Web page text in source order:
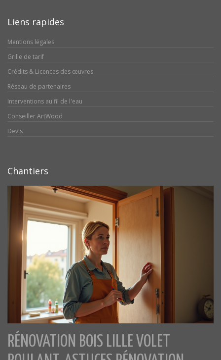
Liens rapides
Mentions légales
Grille de tarif
Crédits & Licences des œuvres
Réseau de partenaires
Interventions au fil de l'eau
Conseiller ArtWood
Devis
Chantiers
RÉNOVATION BOIS LILLE VOLET